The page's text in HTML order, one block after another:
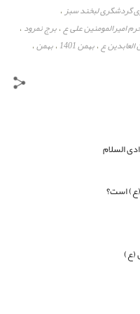
گردشگری لبخند سبز،
امیرالمومنین علی ع،برج نمرود ،
العابدین ع،بهمن 1401 ،بهمن،
السلام
(ع) است؟
(ع)